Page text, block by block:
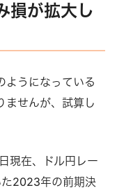
損が拡大し
ようになっている
ませんが、試算し
現在、ドル円レー
た2023年の前期決